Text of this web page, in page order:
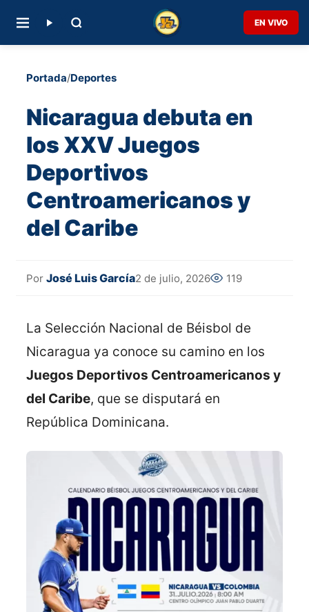
EN VIVO
Portada/Deportes
Nicaragua debuta en
los XXV Juegos
Deportivos
Centroamericanos y
del Caribe
Por José Luis García2 de julio, 2026 119
La Selección Nacional de Béisbol de
Nicaragua ya conoce su camino en los
Juegos Deportivos Centroamericanos y
del Caribe, que se disputará en
República Dominicana.